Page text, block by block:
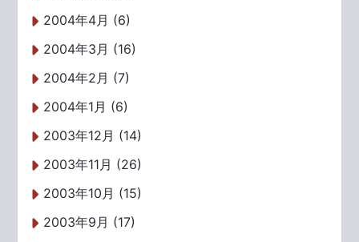
2004年4月 (6)
2004年3月 (16)
2004年2月 (7)
2004年1月 (6)
2003年12月 (14)
2003年11月 (26)
2003年10月 (15)
2003年9月 (17)